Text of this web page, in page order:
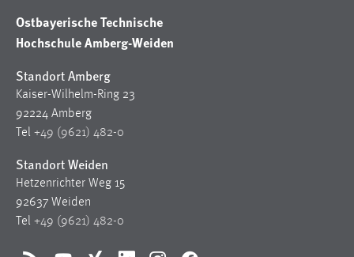
Ostbayerische Technische
Hochschule Amberg-Weiden
Standort Amberg
Kaiser-Wilhelm-Ring 23
92224 Amberg
Tel +49 (9621) 482-0
Standort Weiden
Hetzenrichter Weg 15
92637 Weiden
Tel +49 (9621) 482-0
Website erforderlich.
Name:
cookie_consent
Zweck:
Dieser Cookie speichert die ausgewählten Einverständnis-
Optionen des Benutzers
Cookie Laufzeit:
1 Jahr